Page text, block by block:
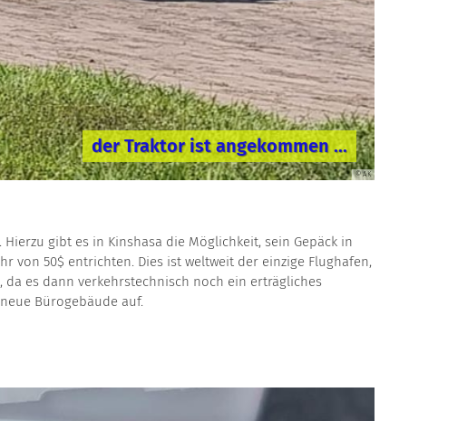
© AK
der Traktor ist angekommen ...
© AK
© JP
© NN
© JP
© AK
© JV googlemaps
© NN
© AK
© AK
gibt es in Kinshasa die Möglichkeit, sein Gepäck in
von 50$ entrichten. Dies ist weltweit der einzige Flughafen,
es dann verkehrstechnisch noch ein erträgliches
Bürogebäude auf.